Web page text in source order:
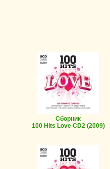
Сборник
100 Hits Love CD2 (2009)